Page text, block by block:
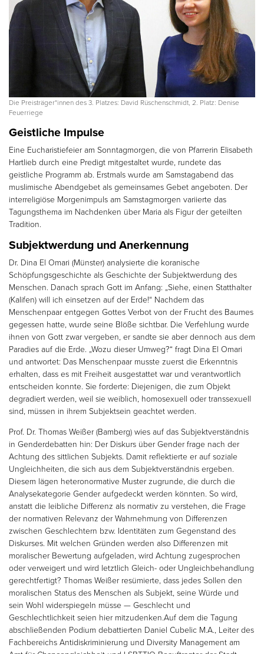
Die Preisträger*innen des 3. Platzes: David Rüschenschmidt, 2. Platz: Denise
Feuerriege
Geistliche Impulse
Eine Eucharistiefeier am Sonntagmorgen, die von Pfarrerin Elisabeth
Hartlieb durch eine Predigt mitgestaltet wurde, rundete das
geistliche Programm ab. Erstmals wurde am Samstagabend das
muslimische Abendgebet als gemeinsames Gebet angeboten. Der
interreligiöse Morgenimpuls am Samstagmorgen variierte das
Tagungsthema im Nachdenken über Maria als Figur der geteilten
Tradition.
Subjektwerdung und Anerkennung
Dr. Dina El Omari (Münster) analysierte die koranische
Schöpfungsgeschichte als Geschichte der Subjektwerdung des
Menschen. Danach sprach Gott im Anfang: „Siehe, einen Statthalter
(Kalifen) will ich einsetzen auf der Erde!“ Nachdem das
Menschenpaar entgegen Gottes Verbot von der Frucht des Baumes
gegessen hatte, wurde seine Blöße sichtbar. Die Verfehlung wurde
ihnen von Gott zwar vergeben, er sandte sie aber dennoch aus dem
Paradies auf die Erde. „Wozu dieser Umweg?“ fragt Dina El Omari
und antwortet: Das Menschenpaar musste zuerst die Erkenntnis
erhalten, dass es mit Freiheit ausgestattet war und verantwortlich
entscheiden konnte. Sie forderte: Diejenigen, die zum Objekt
degradiert werden, weil sie weiblich, homosexuell oder transsexuell
sind, müssen in ihrem Subjektsein geachtet werden.
Prof. Dr. Thomas Weißer (Bamberg) wies auf das Subjektverständnis
in Genderdebatten hin: Der Diskurs über Gender frage nach der
Achtung des sittlichen Subjekts. Damit reflektierte er auf soziale
Ungleichheiten, die sich aus dem Subjektverständnis ergeben.
Diesem lägen heteronormative Muster zugrunde, die durch die
Analysekategorie Gender aufgedeckt werden könnten. So wird,
anstatt die leibliche Differenz als normativ zu verstehen, die Frage
der normativen Relevanz der Wahrnehmung von Differenzen
zwischen Geschlechtern bzw. Identitäten zum Gegenstand des
Diskurses. Mit welchen Gründen werden also Differenzen mit
moralischer Bewertung aufgeladen, wird Achtung zugesprochen
oder verweigert und wird letztlich Gleich- oder Ungleichbehandlung
gerechtfertigt? Thomas Weißer resümierte, dass jedes Sollen den
moralischen Status des Menschen als Subjekt, seine Würde und
sein Wohl widerspiegeln müsse — Geschlecht und
Geschlechtlichkeit seien hier mitzudenken.Auf dem die Tagung
abschließenden Podium debattierten Daniel Cubelic M.A., Leiter des
Fachbereichs Antidiskriminierung und Diversity Management am